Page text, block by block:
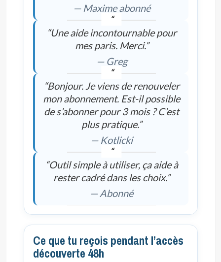
— Maxime abonné
“Une aide incontournable pour
mes paris. Merci.”
— Greg
“Bonjour. Je viens de renouveler
mon abonnement. Est-il possible
de s’abonner pour 3 mois ? C’est
plus pratique.”
— Kotlicki
“Outil simple à utiliser, ça aide à
rester cadré dans les choix.”
— Abonné
Ce que tu reçois pendant l’accès
découverte 48h